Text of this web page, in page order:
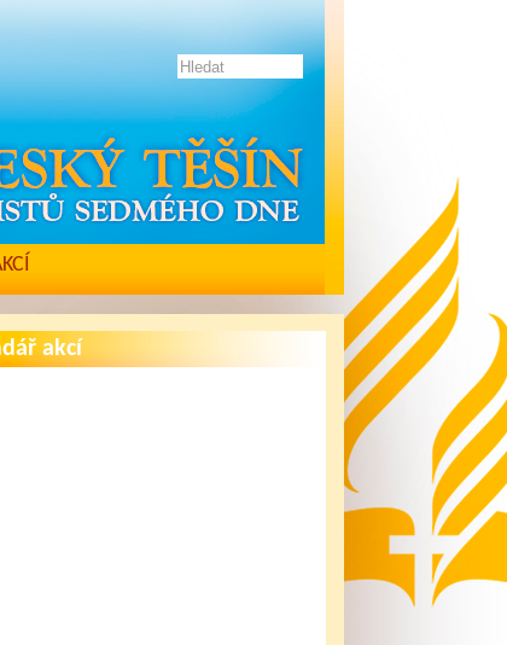
akcí